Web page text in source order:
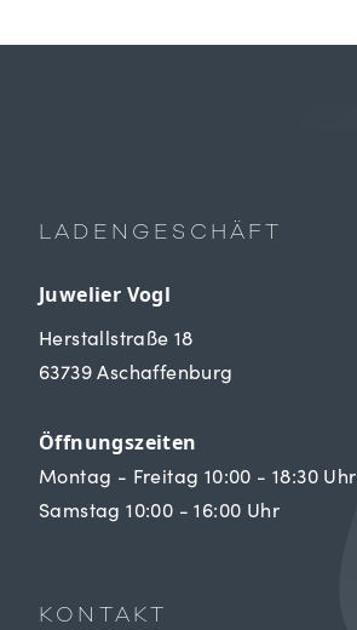
LADENGESCHÄFT
Juwelier Vogl
Herstallstraße 18
63739 Aschaffenburg
Öffnungszeiten
Montag - Freitag 10:00 - 18:30 Uhr
Samstag 10:00 - 16:00 Uhr
KONTAKT